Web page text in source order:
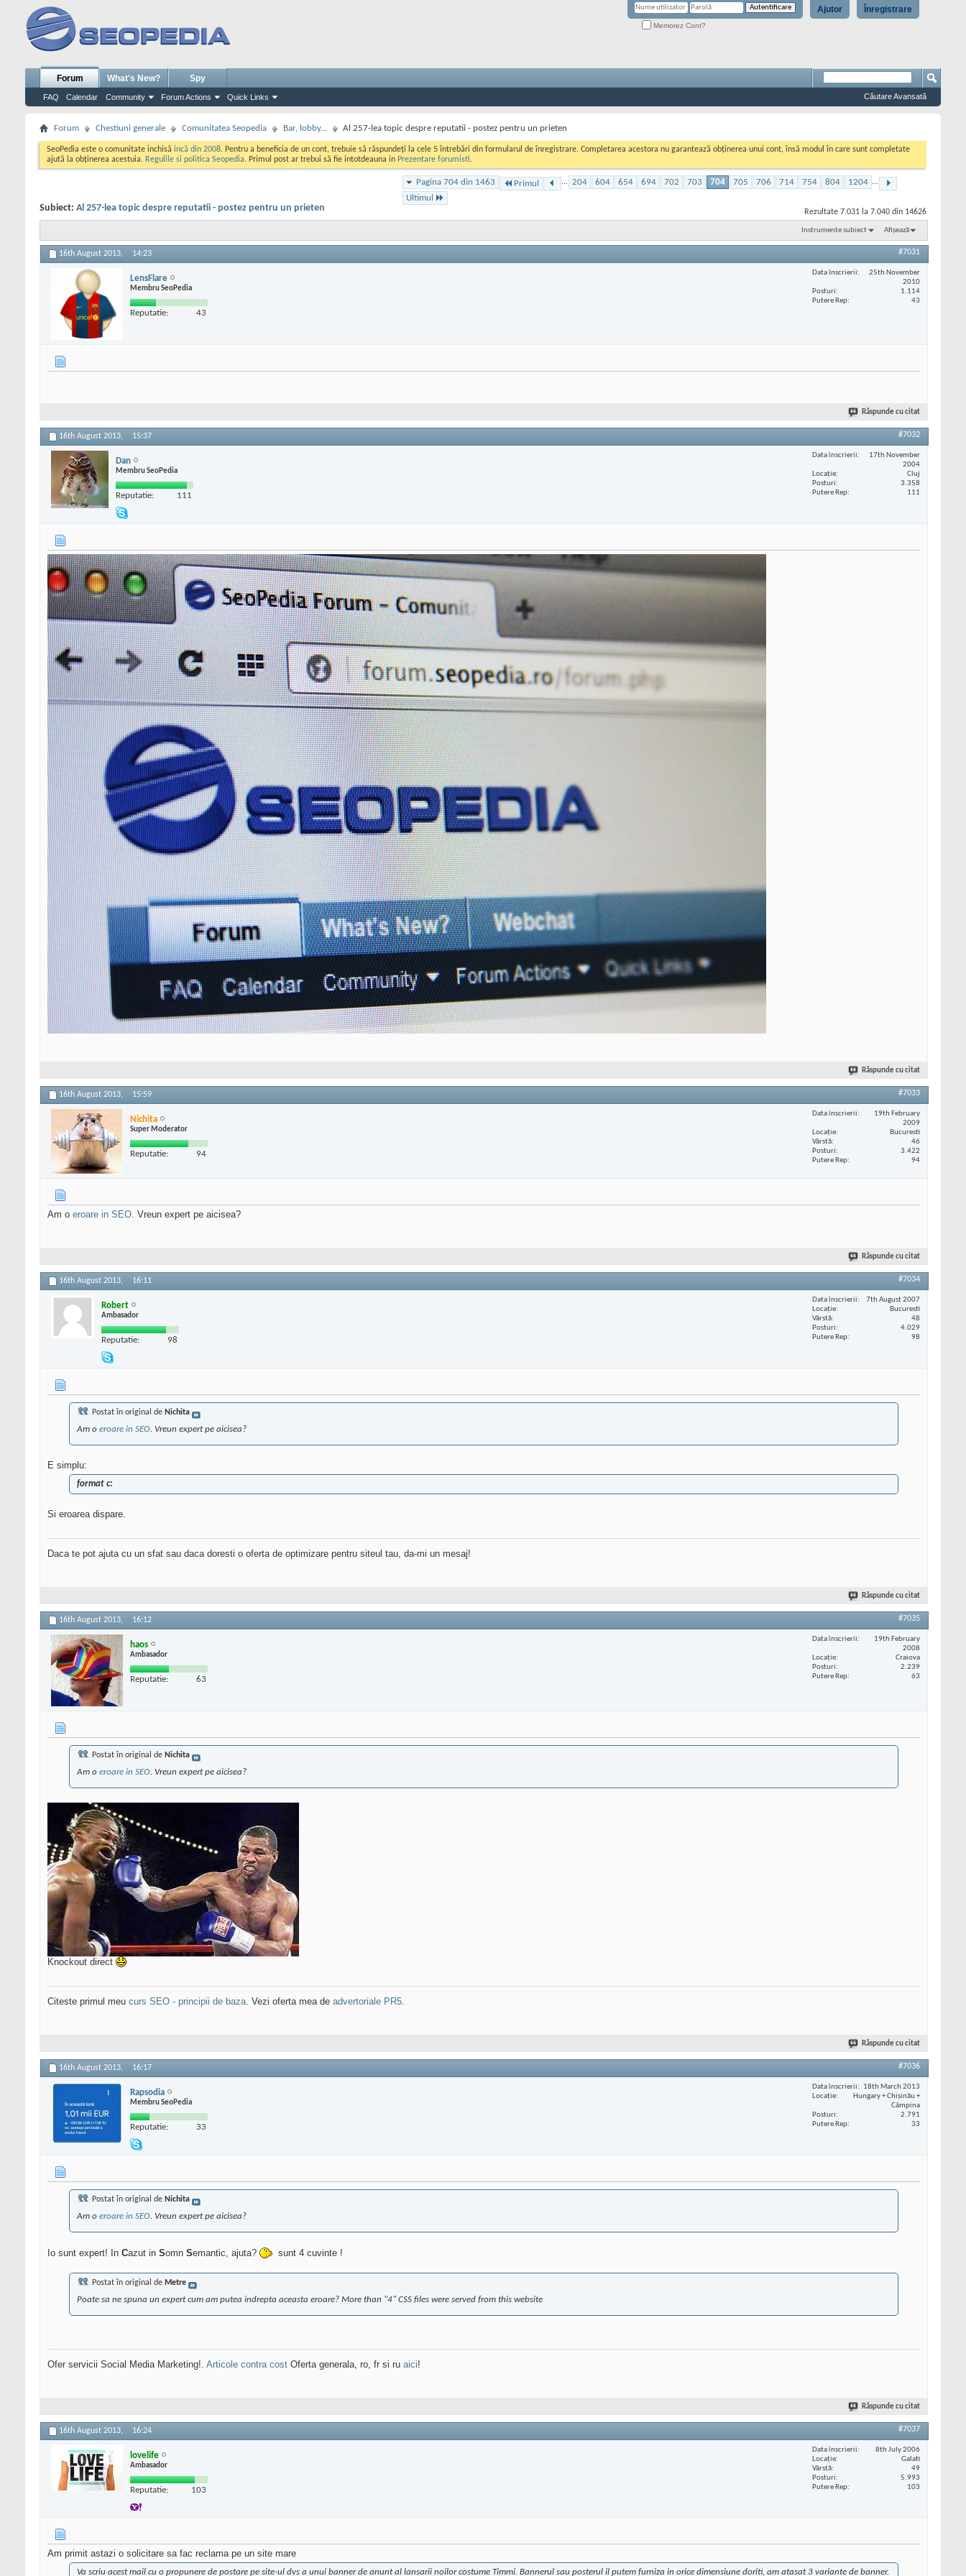
Înregistrare
Ajutor
Memorez Cont?
Forum
FAQ Calendar Community Forum Actions Quick Links
What's New? Spy
Căutare Avansată
Forum Chestiuni generale Comunitatea Seopedia Bar, lobby... Al 257-lea topic despre reputatii - postez pentru un prieten
SeoPedia este o comunitate inchisă incă din 2008. Pentru a beneficia de un cont, trebuie să răspundeți la cele 5 întrebări din formularul de înregistrare. Completarea acestora nu garantează obținerea unui cont, însă modul în care sunt completate
ajută la obținerea acestuia. Regulile si politica Seopedia. Primul post ar trebui să fie intotdeauna in Prezentare forumisti.
Pagina 704 din 1463 Primul ... 204 604 654 694 702 703 704 705 706 714 754 804 1204 ...
Ultimul
Rezultate 7.031 la 7.040 din 14626
Subiect: Al 257-lea topic despre reputatii - postez pentru un prieten
Instrumente subiect Afișează
16th August 2013, 14:23 #7031
LensFlare
Membru SeoPedia
Reputatie: 43
Data înscrierii
25th November
2010
Posturi
1.114
Putere Rep
43
Răspunde cu citat
16th August 2013, 15:37 #7032
Dan
Membru SeoPedia
Reputatie: 111
Data înscrierii
17th November
2004
Locaţie
Cluj
Posturi
3.358
Putere Rep
111
Răspunde cu citat
16th August 2013, 15:59 #7033
Nichita
Super Moderator
Reputatie: 94
Data înscrierii
19th February
2009
Locaţie
Bucuresti
Vârstă
46
Posturi
3.422
Putere Rep
94
Am o eroare in SEO. Vreun expert pe aicisea?
Răspunde cu citat
16th August 2013, 16:11 #7034
Robert
Ambasador
Reputatie: 98
Data înscrierii
7th August 2007
Locaţie
Bucuresti
Vârstă
48
Posturi
4.029
Putere Rep
98
Postat în original de Nichita
Am o eroare in SEO. Vreun expert pe aicisea?
E simplu:
format c:
Si eroarea dispare.
Daca te pot ajuta cu un sfat sau daca doresti o oferta de optimizare pentru siteul tau, da-mi un mesaj!
Răspunde cu citat
16th August 2013, 16:12 #7035
haos
Ambasador
Reputatie: 63
Data înscrierii
19th February
2008
Locaţie
Craiova
Posturi
2.239
Putere Rep
63
Postat în original de Nichita
Am o eroare in SEO. Vreun expert pe aicisea?
Knockout direct
Citeste primul meu curs SEO - principii de baza. Vezi oferta mea de advertoriale PR5.
Răspunde cu citat
16th August 2013, 16:17 #7036
Rapsodia
Membru SeoPedia
Reputatie: 33
Data înscrierii
18th March 2013
Locaţie
Hungary + Chișinău +
Câmpina
Posturi
2.791
Putere Rep
33
Postat în original de Nichita
Am o eroare in SEO. Vreun expert pe aicisea?
Io sunt expert! In Cazut in Somn Semantic, ajuta? sunt 4 cuvinte !
Postat în original de Metre
Poate sa ne spuna un expert cum am putea indrepta aceasta eroare? More than "4" CSS files were served from this website
Ofer servicii Social Media Marketing!. Articole contra cost Oferta generala, ro, fr si ru aici!
Răspunde cu citat
16th August 2013, 16:24 #7037
lovelife
Ambasador
Reputatie: 103
Data înscrierii
8th July 2006
Locaţie
Galati
Vârstă
49
Posturi
5.993
Putere Rep
103
Am primit astazi o solicitare sa fac reclama pe un site mare
Va scriu acest mail cu o propunere de postare pe site-ul dvs a unui banner de anunt al lansarii noilor costume Timmi. Bannerul sau posterul il putem furniza in orice dimensiune doriti, am atasat 3 variante de banner.